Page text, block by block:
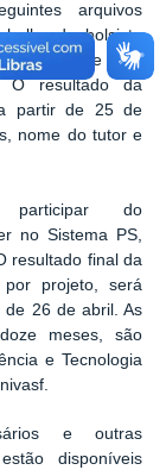
arquivos
do bolsista
(Anexo II) e ficha
O resultado da
partir de 25 de
nome do tutor e
participar do
no Sistema PS,
resultado final da
projeto, será
de 26 de abril. As
meses, são
e Tecnologia
e outras
disponíveis